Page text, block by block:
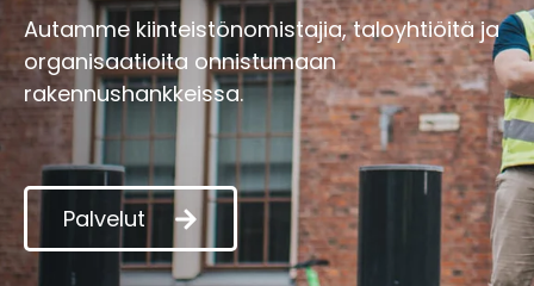
Autamme kiinteistönomistajia, taloyhtiöitä ja
organisaatioita onnistumaan
rakennushankkeissa.
Palvelut